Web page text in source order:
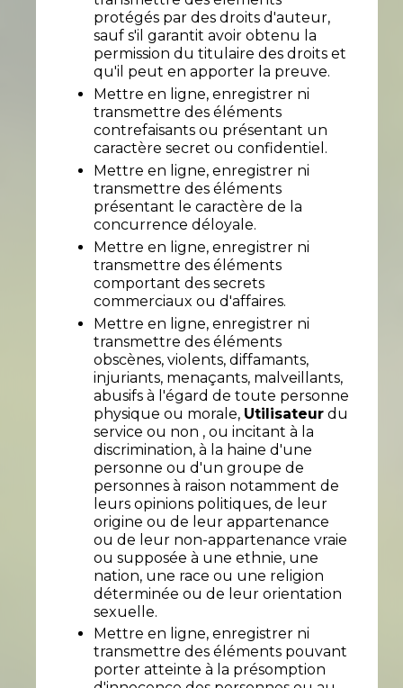
protégés par des droits d'auteur,
sauf s'il garantit avoir obtenu la
permission du titulaire des droits et
qu'il peut en apporter la preuve.
Mettre en ligne, enregistrer ni
transmettre des éléments
contrefaisants ou présentant un
caractère secret ou confidentiel.
Mettre en ligne, enregistrer ni
transmettre des éléments
présentant le caractère de la
concurrence déloyale.
Mettre en ligne, enregistrer ni
transmettre des éléments
comportant des secrets
commerciaux ou d'affaires.
Mettre en ligne, enregistrer ni
transmettre des éléments
obscènes, violents, diffamants,
injuriants, menaçants, malveillants,
abusifs à l'égard de toute personne
physique ou morale, Utilisateur du
service ou non , ou incitant à la
discrimination, à la haine d'une
personne ou d'un groupe de
personnes à raison notamment de
leurs opinions politiques, de leur
origine ou de leur appartenance
ou de leur non-appartenance vraie
ou supposée à une ethnie, une
nation, une race ou une religion
déterminée ou de leur orientation
sexuelle.
Mettre en ligne, enregistrer ni
transmettre des éléments pouvant
porter atteinte à la présomption